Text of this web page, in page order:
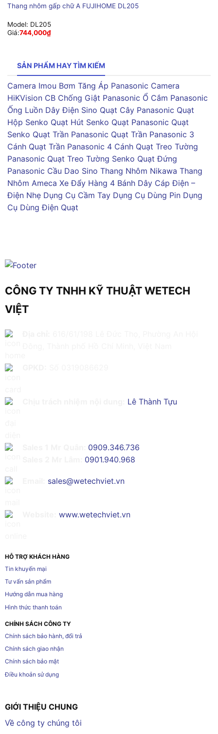
Thang nhôm gấp chữ A FUJIHOME DL205
Model: DL205
Giá:744,000₫
SẢN PHẨM HAY TÌM KIẾM
Camera Imou Bơm Tăng Áp Panasonic Camera
HiKVision CB Chống Giật Panasonic Ổ Cắm Panasonic
Ống Luồn Dây Điện Sino Quạt Cây Panasonic Quạt
Hộp Senko Quạt Hút Senko Quạt Panasonic Quạt
Senko Quạt Trần Panasonic Quạt Trần Panasonic 3
Cánh Quạt Trần Panasonic 4 Cánh Quạt Treo Tường
Panasonic Quạt Treo Tường Senko Quạt Đứng
Panasonic Cầu Dao Sino Thang Nhôm Nikawa Thang
Nhôm Ameca Xe Đẩy Hàng 4 Bánh Dây Cáp Điện –
Điện Nhẹ Dụng Cụ Cầm Tay Dụng Cụ Dùng Pin Dụng
Cụ Dùng Điện Quạt
CÔNG TY TNHH KỸ THUẬT WETECH
VIỆT
Lê Thành Tựu
0909.346.736
0901.940.968
sales@wetechviet.vn
www.wetechviet.vn
HỖ TRỢ KHÁCH HÀNG
Tin khuyến mại
Tư vấn sản phẩm
Hướng dẫn mua hàng
Hình thức thanh toán
CHÍNH SÁCH CÔNG TY
Chính sách bảo hành, đổi trả
Chính sách giao nhận
Chính sách bảo mật
Điều khoản sử dụng
GIỚI THIỆU CHUNG
Về công ty chúng tôi